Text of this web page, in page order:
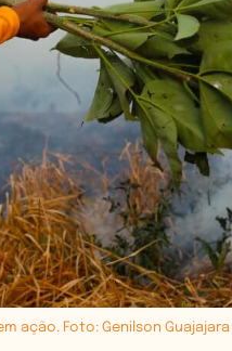
ação. Foto: Genilson Guajajara